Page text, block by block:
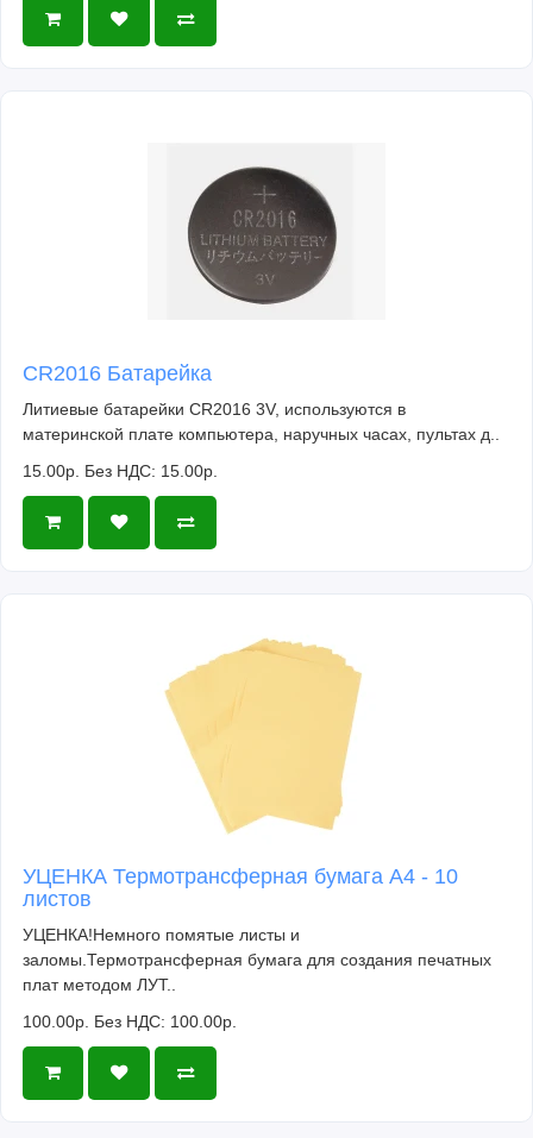
CR2016 Батарейка
Литиевые батарейки CR2016 3V, используются в
материнской плате компьютера, наручных часах, пультах д..
15.00р. Без НДС: 15.00р.
УЦЕНКА Термотрансферная бумага А4 - 10
листов
УЦЕНКА!Немного помятые листы и
заломы.Термотрансферная бумага для создания печатных
плат методом ЛУТ..
100.00р. Без НДС: 100.00р.